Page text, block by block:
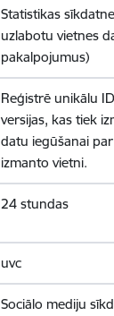
Statistikas
uzlabotu vietnes
pakalpojumus)
Reģistrē unikālu
versijas, kas tiek
datu iegūšanai
izmanto vietni.
24 stundas
uvc
Sociālo mediju